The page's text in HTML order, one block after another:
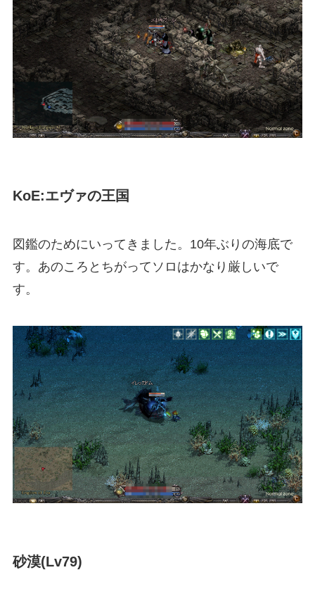
KoE:エヴァの王国
図鑑のためにいってきました。10年ぶりの海底で
す。あのころとちがってソロはかなり厳しいで
す。
砂漠(Lv79)